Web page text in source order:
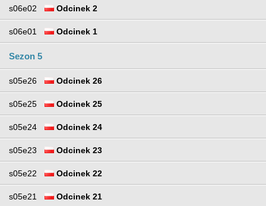
s06e02 Odcinek 2
s06e01 Odcinek 1
Sezon 5
s05e26 Odcinek 26
s05e25 Odcinek 25
s05e24 Odcinek 24
s05e23 Odcinek 23
s05e22 Odcinek 22
s05e21 Odcinek 21